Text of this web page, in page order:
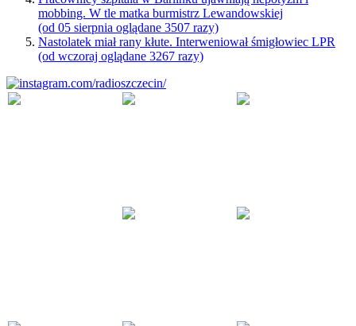
mobbing. W tle matka burmistrz Lewandowskiej
(od 05 sierpnia oglądane 3507 razy)
Nastolatek miał rany kłute. Interweniował śmigłowiec LPR
(od wczoraj oglądane 3267 razy)